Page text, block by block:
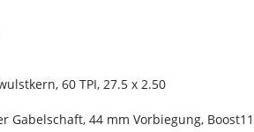
60 TPI, 27.5 x 2.50
Gabelschaft, 44 mm Vorbiegung,